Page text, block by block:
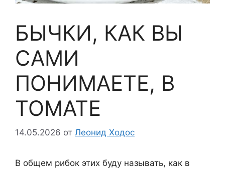
БЫЧКИ, КАК ВЫ
САМИ
ПОНИМАЕТЕ, В
ТОМАТЕ
14.05.2026 от Леонид Ходос
В общем рибок этих буду называть, как в